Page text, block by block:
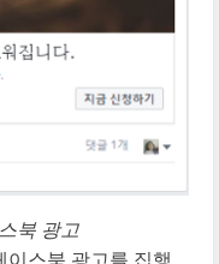
북 광고
이스북 광고를 집행